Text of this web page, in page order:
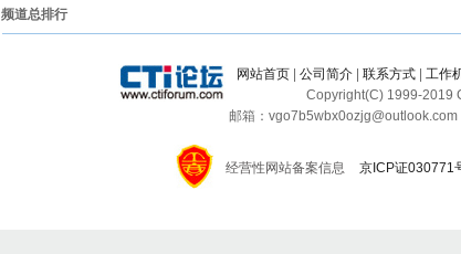
频道总排行
网站首页 公司简介 联系方式 工作
Copyright(C) 1999-2019
邮箱：vgo7b5wbx0ozjg@outlook.com
经营性网站备案信息 京ICP证030771